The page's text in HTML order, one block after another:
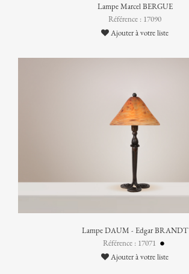
Lampe Marcel BERGUE
Référence : 17090
Ajouter à votre liste
Lampe DAUM - Edgar BRANDT
Référence : 17071
Ajouter à votre liste